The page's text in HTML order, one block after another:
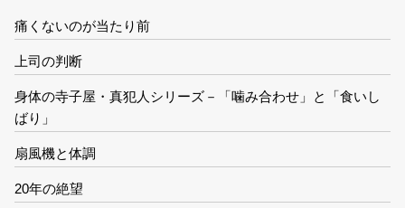
痛くないのが当たり前
上司の判断
身体の寺子屋・真犯人シリーズ－「噛み合わせ」と「食いし
ばり」
扇風機と体調
20年の絶望